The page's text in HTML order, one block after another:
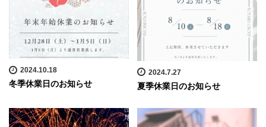
2024.10.18
冬季休業日のお知らせ
2024.7.27
夏季休業日のお知らせ